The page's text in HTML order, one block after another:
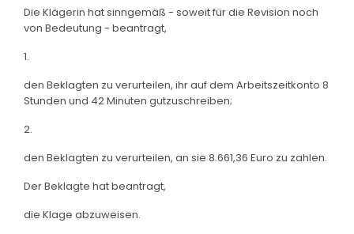
Die Klägerin hat sinngemäß - soweit für die Revision noch
von Bedeutung - beantragt,
1.
den Beklagten zu verurteilen, ihr auf dem Arbeitszeitkonto 8
Stunden und 42 Minuten gutzuschreiben;
2.
den Beklagten zu verurteilen, an sie 8.661,36 Euro zu zahlen.
Der Beklagte hat beantragt,
die Klage abzuweisen.